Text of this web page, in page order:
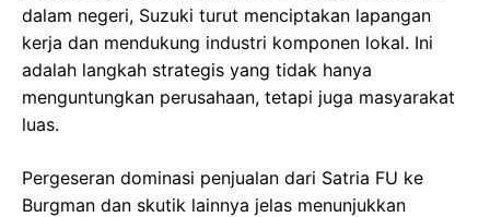
dalam negeri, Suzuki turut menciptakan lapangan
kerja dan mendukung industri komponen lokal. Ini
adalah langkah strategis yang tidak hanya
menguntungkan perusahaan, tetapi juga masyarakat
luas.
Pergeseran dominasi penjualan dari Satria FU ke
Burgman dan skutik lainnya jelas menunjukkan